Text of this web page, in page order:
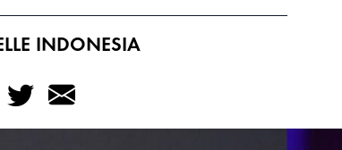
INDONESIA